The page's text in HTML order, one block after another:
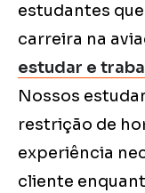
estudantes
carreira na
estudar e
Nossos
restrição de
experiência
cliente